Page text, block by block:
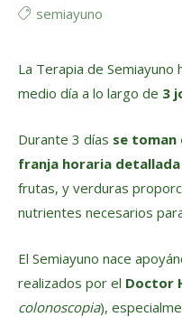
semiayuno
La Terapia de Semiayuno
medio día a lo largo de 3
Durante 3 días se toman
franja horaria
frutas, y verduras
nutrientes necesarios
El Semiayuno nace
realizados por el Doctor
colonoscopia),